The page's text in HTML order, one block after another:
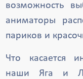
возможность
аниматоры
париков и
Что касается
наши Яга и